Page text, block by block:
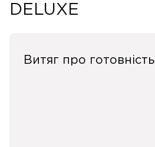
DELUXE
Витяг про готовність